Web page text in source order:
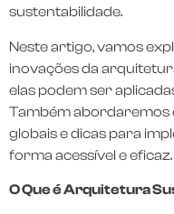
sustentabilidade.
Neste artigo, vamos
inovações da
elas podem ser
Também abordaremos
globais e dicas para
forma acessível e eficaz.
O Que é Arquitetura